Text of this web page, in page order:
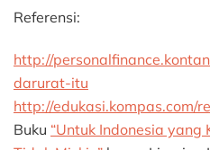
Referensi:
http://
darurat-itu
http://edukasi.kompas.com/
Buku “Untuk Indonesia